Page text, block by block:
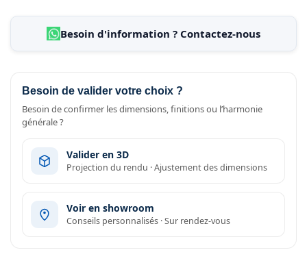
Besoin d'information ? Contactez-nous
Besoin de valider votre choix ?
Besoin de confirmer les dimensions, finitions ou l’harmonie
générale ?
Valider en 3D
Projection du rendu · Ajustement des dimensions
Voir en showroom
Conseils personnalisés · Sur rendez-vous